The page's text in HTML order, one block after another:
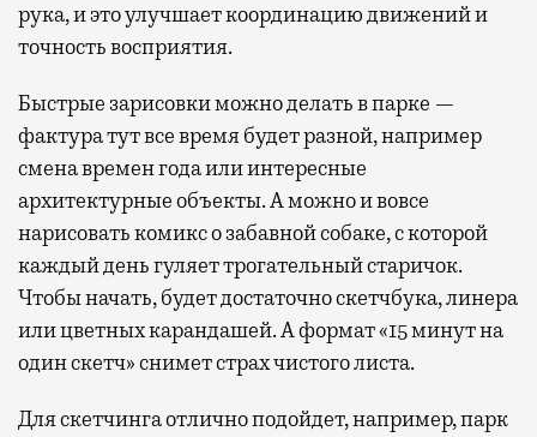
рука, и это улучшает координацию движений и
точность восприятия.
Быстрые зарисовки можно делать в парке —
фактура тут все время будет разной, например
смена времен года или интересные
архитектурные объекты. А можно и вовсе
нарисовать комикс о забавной собаке, с которой
каждый день гуляет трогательный старичок.
Чтобы начать, будет достаточно скетчбука, линера
или цветных карандашей. А формат «15 минут на
один скетч» снимет страх чистого листа.
Для скетчинга отлично подойдет, например, парк